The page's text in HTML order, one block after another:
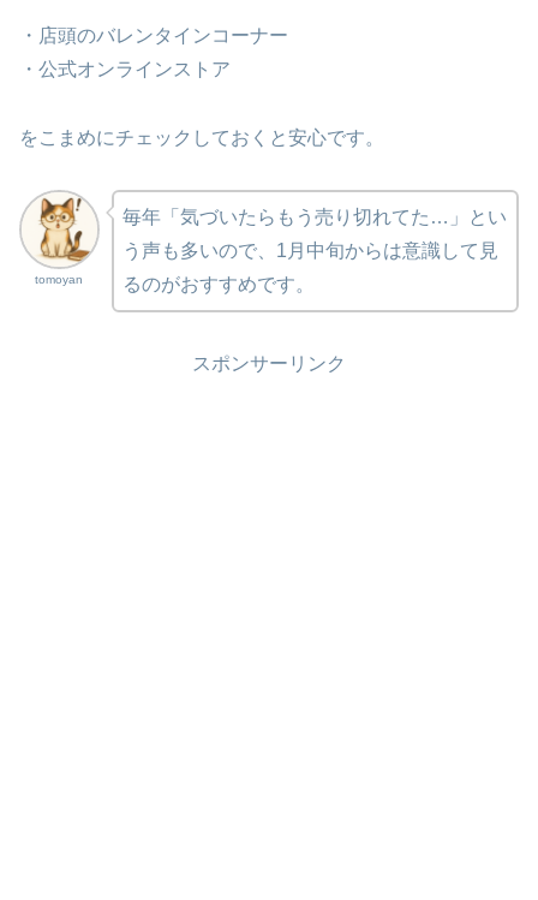
・店頭のバレンタインコーナー
・公式オンラインストア
をこまめにチェックしておくと安心です。
tomoyan
毎年「気づいたらもう売り切れてた…」とい
う声も多いので、1月中旬からは意識して見
るのがおすすめです。
スポンサーリンク